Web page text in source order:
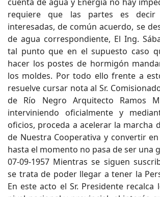
requiere que las partes es decir
interesadas, de común acuerdo, se
de agua correspondiente, El Ing.
tal punto que en el supuesto caso
hacer los postes de hormigón
los moldes. Por todo ello frente a
resuelve cursar nota al Sr.
de Río Negro Arquitecto Ramos
interviniendo oficialmente y
oficios, proceda a acelerar la marcha
de Nuestra Cooperativa y convertir
hasta el momento no pasa de ser una
07-09-1957 Mientras se siguen
se trata de poder llegar a tener la
En este acto el Sr. Presidente recalca